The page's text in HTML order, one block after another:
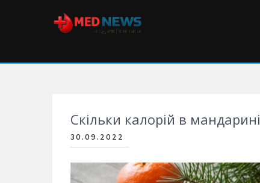
Скільки калорій в мандарині
30.09.2022